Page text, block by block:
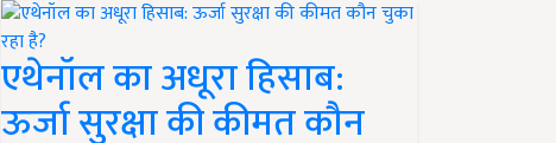
एथेनॉल का अधूरा हिसाब:
ऊर्जा सुरक्षा की कीमत कौन